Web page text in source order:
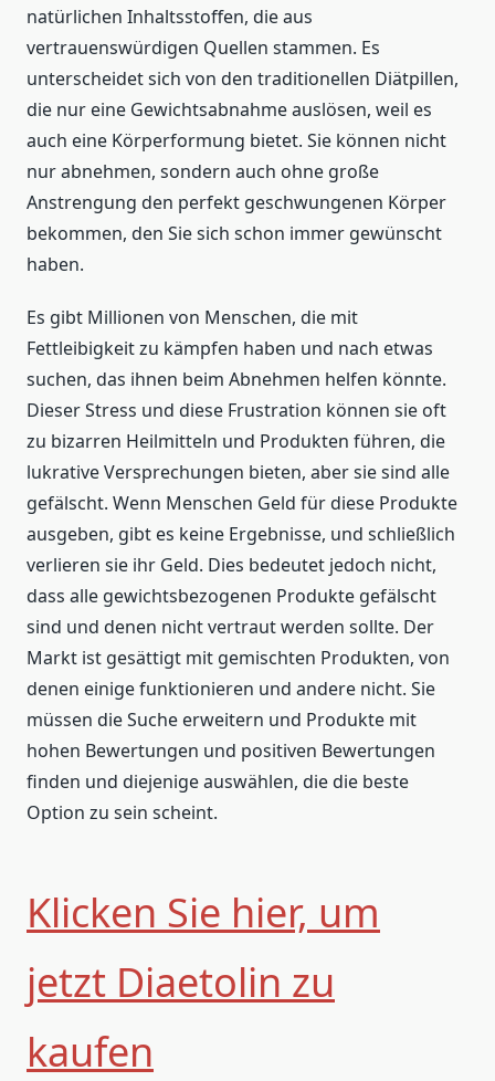
natürlichen Inhaltsstoffen, die aus
vertrauenswürdigen Quellen stammen. Es
unterscheidet sich von den traditionellen Diätpillen,
die nur eine Gewichtsabnahme auslösen, weil es
auch eine Körperformung bietet. Sie können nicht
nur abnehmen, sondern auch ohne große
Anstrengung den perfekt geschwungenen Körper
bekommen, den Sie sich schon immer gewünscht
haben.
Es gibt Millionen von Menschen, die mit
Fettleibigkeit zu kämpfen haben und nach etwas
suchen, das ihnen beim Abnehmen helfen könnte.
Dieser Stress und diese Frustration können sie oft
zu bizarren Heilmitteln und Produkten führen, die
lukrative Versprechungen bieten, aber sie sind alle
gefälscht. Wenn Menschen Geld für diese Produkte
ausgeben, gibt es keine Ergebnisse, und schließlich
verlieren sie ihr Geld. Dies bedeutet jedoch nicht,
dass alle gewichtsbezogenen Produkte gefälscht
sind und denen nicht vertraut werden sollte. Der
Markt ist gesättigt mit gemischten Produkten, von
denen einige funktionieren und andere nicht. Sie
müssen die Suche erweitern und Produkte mit
hohen Bewertungen und positiven Bewertungen
finden und diejenige auswählen, die die beste
Option zu sein scheint.
Klicken Sie hier, um
jetzt Diaetolin zu
kaufen